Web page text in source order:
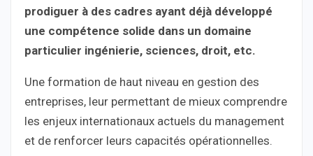
prodiguer à des cadres ayant déjà développé
une compétence solide dans un domaine
particulier ingénierie, sciences, droit, etc.
Une formation de haut niveau en gestion des
entreprises, leur permettant de mieux comprendre
les enjeux internationaux actuels du management
et de renforcer leurs capacités opérationnelles.